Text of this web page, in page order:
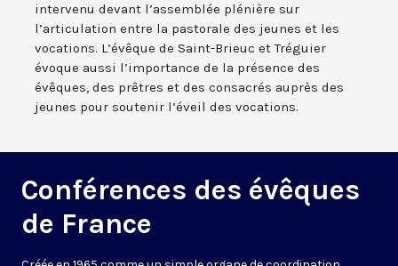
intervenu devant l’assemblée plénière sur
l’articulation entre la pastorale des jeunes et les
vocations. L’évêque de Saint-Brieuc et Tréguier
évoque aussi l’importance de la présence des
évêques, des prêtres et des consacrés auprès des
jeunes pour soutenir l’éveil des vocations.
Conférences des évêques
de France